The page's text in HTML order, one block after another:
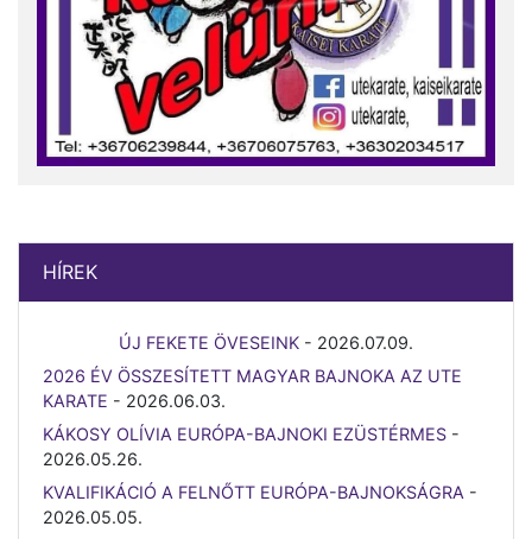
HÍREK
ÚJ FEKETE ÖVESEINK - 2026.07.09.
2026 ÉV ÖSSZESÍTETT MAGYAR BAJNOKA AZ UTE
KARATE - 2026.06.03.
KÁKOSY OLÍVIA EURÓPA-BAJNOKI EZÜSTÉRMES -
2026.05.26.
KVALIFIKÁCIÓ A FELNŐTT EURÓPA-BAJNOKSÁGRA -
2026.05.05.